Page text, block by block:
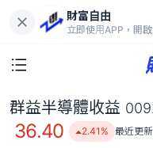
財富自由
立即使用APP，開
群益半導體收益
36.40 2.41% 最近更新